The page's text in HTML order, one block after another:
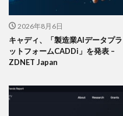
2026年8月6日
キャディ、「製造業AIデータプラ
ットフォームCADDi」を発表 –
ZDNET Japan